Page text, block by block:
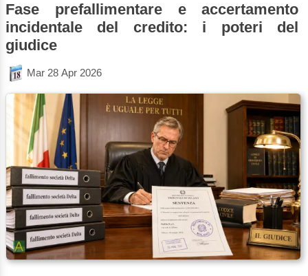
Fase prefallimentare e accertamento
incidentale del credito: i poteri del
giudice
Mar 28 Apr 2026